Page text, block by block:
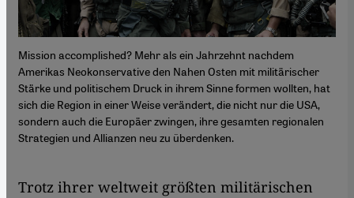
Mission accomplished? Mehr als ein Jahrzehnt nachdem
Amerikas Neokonservative den Nahen Osten mit militärischer
Stärke und politischem Druck in ihrem Sinne formen wollten, hat
sich die Region in einer Weise verändert, die nicht nur die USA,
sondern auch die Europäer zwingen, ihre gesamten regionalen
Strategien und Allianzen neu zu überdenken.
Trotz ihrer weltweit größten militärischen